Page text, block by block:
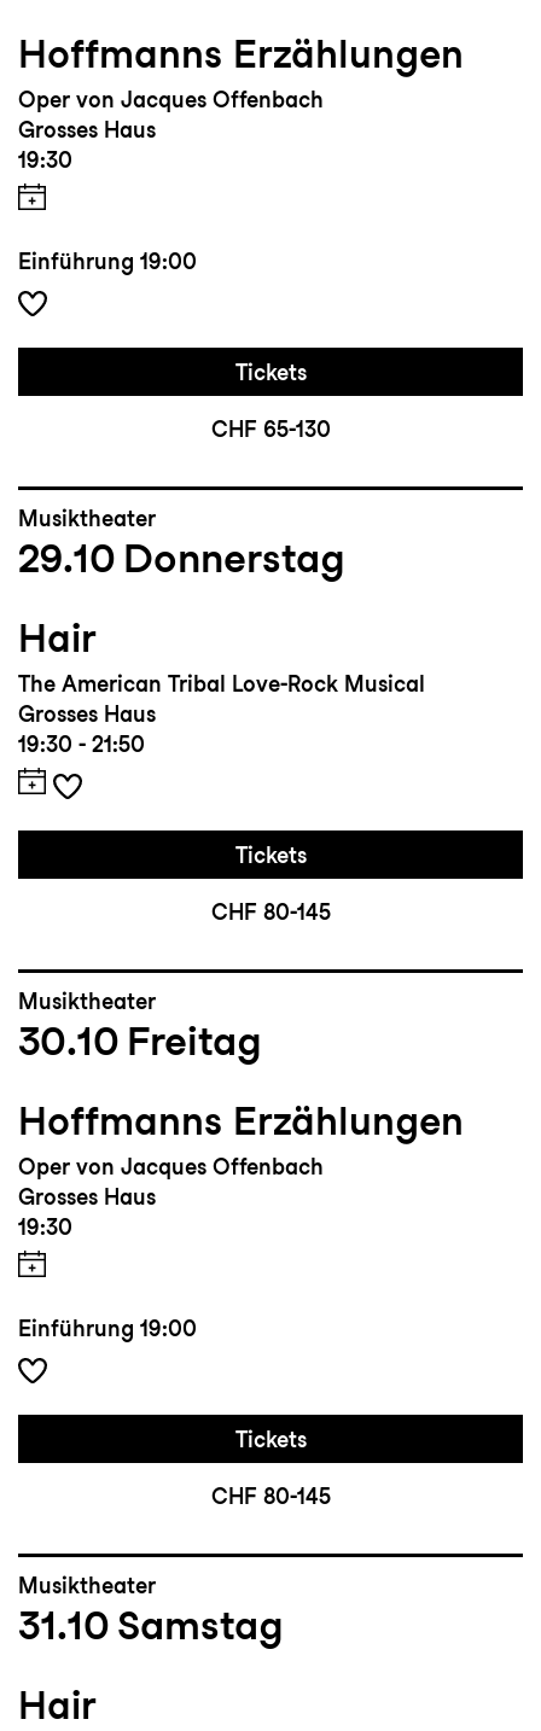
Hoffmanns Erzählungen
Oper von Jacques Offenbach
Grosses Haus
19:30
Einführung 19:00
Tickets
CHF 65-130
Musiktheater
29.10 Donnerstag
Hair
The American Tribal Love-Rock Musical
Grosses Haus
19:30 - 21:50
Tickets
CHF 80-145
Musiktheater
30.10 Freitag
Hoffmanns Erzählungen
Oper von Jacques Offenbach
Grosses Haus
19:30
Einführung 19:00
Tickets
CHF 80-145
Musiktheater
31.10 Samstag
Hair